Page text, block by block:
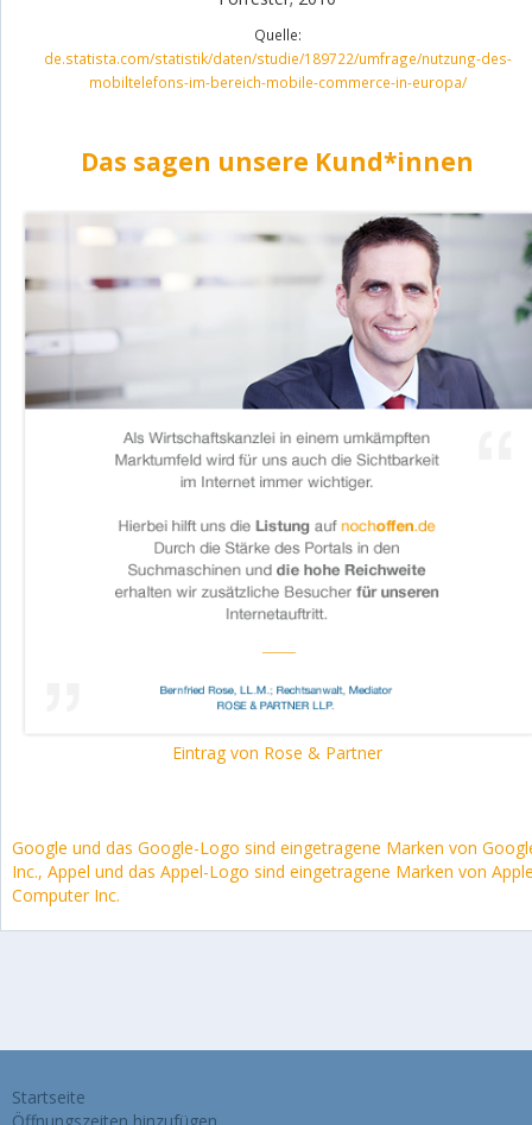
Quelle:
de.statista.com/statistik/daten/studie/189722/umfrage/nutzung-des-
mobiltelefons-im-bereich-mobile-commerce-in-europa/
Das sagen unsere Kund*innen
Eintrag von Rose & Partner
Google und das Google-Logo sind eingetragene Marken von
Inc., Appel und das Appel-Logo sind eingetragene Marken von
Computer Inc.
Startseite
Öffnungszeiten hinzufügen